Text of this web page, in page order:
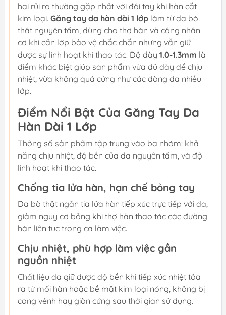
hai rủi ro thường gặp nhất với đôi tay khi hàn cắt
kim loại. Găng tay da hàn dài 1 lớp làm từ da bò
thật nguyên tấm, dùng cho thợ hàn và công nhân
cơ khí cần lớp bảo vệ chắc chắn nhưng vẫn giữ
được sự linh hoạt khi thao tác. Độ dày 1.0-1.3mm là
điểm khác biệt giúp sản phẩm vừa đủ dày để chịu
nhiệt, vừa không quá cứng như các dòng da nhiều
lớp.
Điểm Nổi Bật Của Găng Tay Da
Hàn Dài 1 Lớp
Thông số sản phẩm tập trung vào ba nhóm: khả
năng chịu nhiệt, độ bền của da nguyên tấm, và độ
linh hoạt khi thao tác.
Chống tia lửa hàn, hạn chế bỏng tay
Da bò thật ngăn tia lửa hàn tiếp xúc trực tiếp với da,
giảm nguy cơ bỏng khi thợ hàn thao tác các đường
hàn liên tục trong ca làm việc.
Chịu nhiệt, phù hợp làm việc gần
nguồn nhiệt
Chất liệu da giữ được độ bền khi tiếp xúc nhiệt tỏa
ra từ mối hàn hoặc bề mặt kim loại nóng, không bị
cong vênh hay giòn cứng sau thời gian sử dụng.